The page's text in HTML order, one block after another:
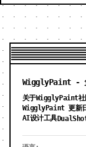
WigglyPaint - 免
关于WigglyPaint
WigglyPaint 更新
AI设计工具